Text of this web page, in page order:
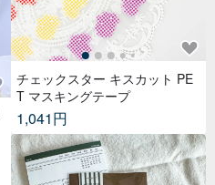
チェックスター キスカット PE
T マスキングテープ
1,041円